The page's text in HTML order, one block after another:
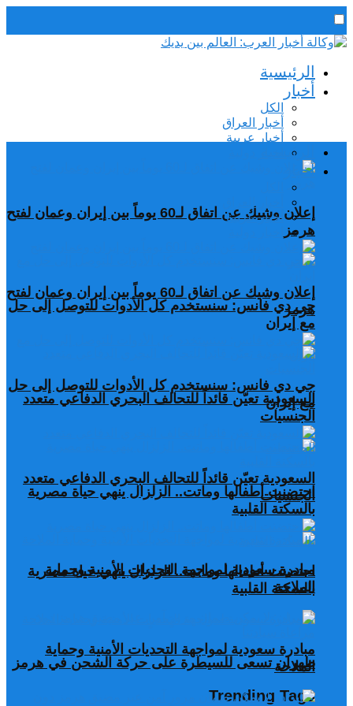
رئيس التحرير / د. اسماعيل الجنابي
الجمعة,7 أغسطس, 2026الرئيسية
أخبار
الكل
أخبار العراق
أخبار عربية
إعلان وشيك عن اتفاق لـ60 يوماً بين إيران وعمان لفتح
هرمز
جي دي فانس: سنستخدم كل الأدوات للتوصل إلى حل
مع إيران
السعودية تعيّن قائداً للتحالف البحري الدفاعي متعدد
الجنسيات
احتضنت أطفالها وماتت.. الزلزال ينهي حياة مصرية
بالسكتة القلبية
مبادرة سعودية لمواجهة التحديات الأمنية وحماية
الملاحة
طهران تسعى للسيطرة على حركة الشحن في هرمز
Trending Tags
الرئيسية
أخبار
أخبار عربية
إعلان وشيك عن اتفاق لـ60 يوماً بين إيران وعمان لفتح
هرمز
جي دي فانس: سنستخدم كل الأدوات للتوصل إلى حل
مع إيران
السعودية تعيّن قائداً للتحالف البحري الدفاعي متعدد
الجنسيات
احتضنت أطفالها وماتت.. الزلزال ينهي حياة مصرية
بالسكتة القلبية
مبادرة سعودية لمواجهة التحديات الأمنية وحماية
الملاحة